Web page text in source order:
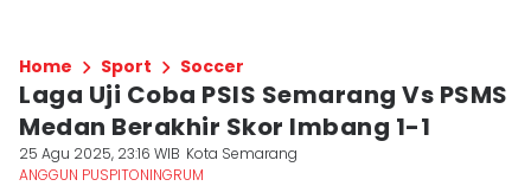
Home Sport Soccer
Laga Uji Coba PSIS Semarang Vs PSMS
Medan Berakhir Skor Imbang 1-1
25 Agu 2025, 23:16 WIB Kota Semarang
ANGGUN PUSPITONINGRUM